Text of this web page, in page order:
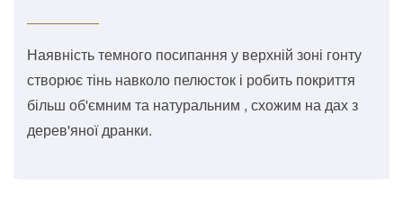
Наявність темного посипання у верхній зоні гонту
створює тінь навколо пелюсток і робить покриття
більш об'ємним та натуральним , схожим на дах з
дерев'яної дранки.